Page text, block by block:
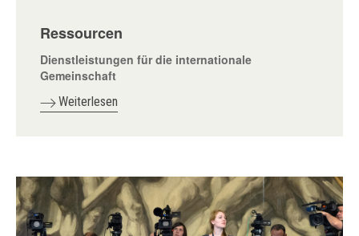
Ressourcen
Dienstleistungen für die internationale
Gemeinschaft
Weiterlesen